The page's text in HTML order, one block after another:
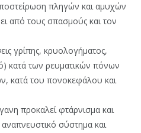
πληγών και αμυχών
από τους σπασμούς και τον
γρίπης, κρυολογήματος,
κατά των ρευματικών πόνων
κατά του πονοκεφάλου και
προκαλεί φτάρνισμα και
σύστημα και